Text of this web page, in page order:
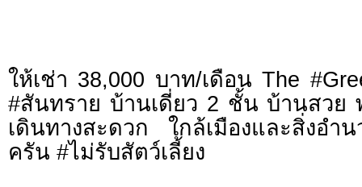
ให้เช่า 38,000 บาท/เดือน The
#สันทราย บ้านเดี่ยว 2 ชั้น บ้านสวย
เดินทางสะดวก ใกล้เมืองและสิ่งอำ
ครัน #ไม่รับสัตว์เลี้ยง